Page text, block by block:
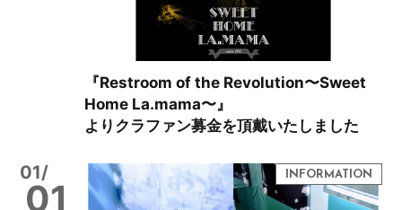
『Restroom of the Revolution〜Sweet
Home La.mama〜』
よりクラファン募金を頂戴いたしました
01/
01